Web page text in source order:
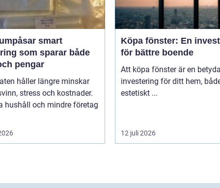
smart
som sparar både
pengar
håller längre minskar
stress och kostnader.
hushåll och mindre företag
Köpa fönster: En
för bättre boende
Att köpa fönster är en
investering för ditt hem,
estetiskt ...
12 juli 2026